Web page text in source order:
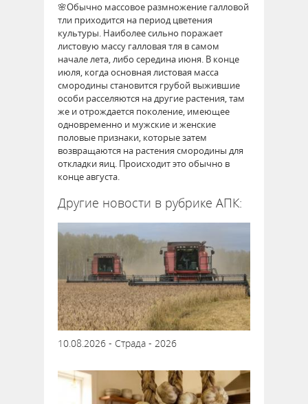
🌸Обычно массовое размножение галловой
тли приходится на период цветения
культуры. Наиболее сильно поражает
листовую массу галловая тля в самом
начале лета, либо середина июня. В конце
июля, когда основная листовая масса
смородины становится грубой выжившие
особи расселяются на другие растения, там
же и отрождается поколение, имеющее
одновременно и мужские и женские
половые признаки, которые затем
возвращаются на растения смородины для
откладки яиц. Происходит это обычно в
конце августа.
Другие новости в рубрике АПК:
10.08.2026 - Страда - 2026